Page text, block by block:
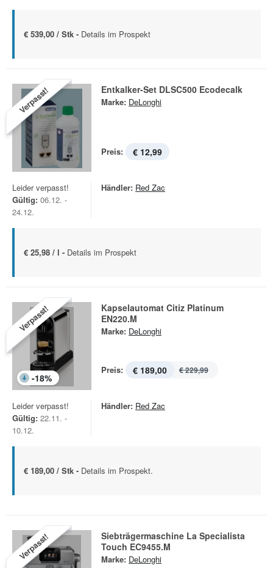
€ 539,00 / Stk - Details im Prospekt
Verpasst! Entkalker-Set DLSC500 Ecodecalk
Marke: DeLonghi
Preis: € 12,99
Leider verpasst!
Gültig: 06.12. -
24.12.
Händler: Red Zac
€ 25,98 / l - Details im Prospekt
Verpasst!
-18%
Kapselautomat Citiz Platinum
EN220.M
Marke: DeLonghi
Preis: € 189,00 € 229,99
Leider verpasst!
Gültig: 22.11. -
10.12.
Händler: Red Zac
€ 189,00 / Stk - Details im Prospekt.
Verpasst!
Siebträgermaschine La Specialista
Touch EC9455.M
Marke: DeLonghi